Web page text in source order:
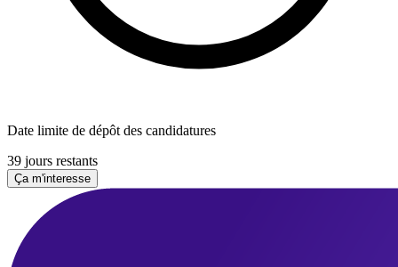
Date limite de dépôt des candidatures
39 jours restants
Ça m'interesse